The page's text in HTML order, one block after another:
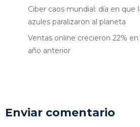
Ciber caos mundial: día en que
azules paralizaron al planeta
Ventas online crecieron 22%
año anterior
Enviar comentario